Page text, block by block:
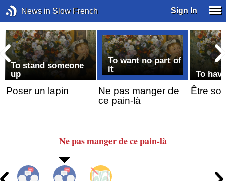
News in Slow French Sign In
To stand someone
up
Poser un lapin
To want no part of
it
Ne pas manger de
ce pain-là
To
Être
Ne pas mangerde ce pain-là